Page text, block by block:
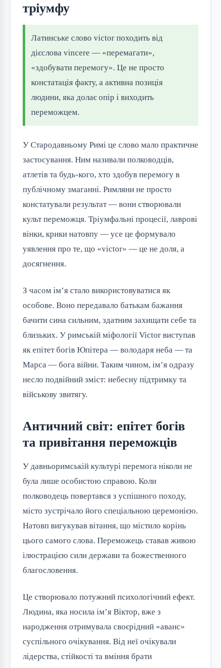
тріумфу
Латинське слово victor походить від
дієслова vincere — «перемагати»,
«здобувати перемогу». Це не просто
констатація факту, а активна позиція
людини, яка долає опір і виходить
переможцем.
У Стародавньому Римі це слово мало практичне
застосування. Ним називали полководців,
атлетів та будь-кого, хто здобув перемогу в
публічному змаганні. Римляни не просто
констатували результат — вони створювали
культ переможця. Тріумфальні процесії, лаврові
вінки, крики натовпу — усе це формувало
уявлення про те, що «victor» — це не доля, а
досягнення.
З часом ім’я стало використовуватися як
особове. Воно передавало батькам бажання
бачити сина сильним, здатним захищати себе та
близьких. У римській міфології Victor виступав
як епітет богів Юпітера — володаря неба — та
Марса — бога війни. Таким чином, ім’я одразу
несло подвійний зміст: небесну підтримку та
військову звитягу.
Античний світ: епітет богів
та привітання переможців
У давньоримській культурі перемога ніколи не
була лише особистою справою. Коли
полководець повертався з успішного походу,
місто зустрічало його спеціальною церемонією.
Натовп вигукував вітання, що містило корінь
цього самого слова. Переможець ставав живою
ілюстрацією сили держави та божественного
благословення.
Це створювало потужний психологічний ефект.
Людина, яка носила ім’я Віктор, вже з
народження отримувала своєрідний «аванс»
суспільного очікування. Від неї очікували
лідерства, стійкості та вміння брати